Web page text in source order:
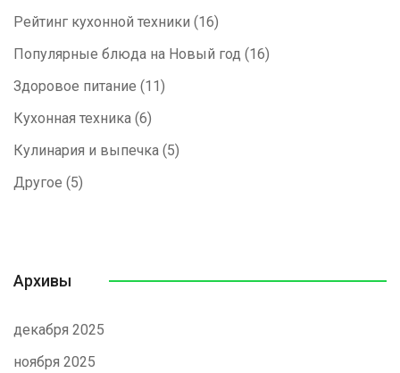
Рейтинг кухонной техники (16)
Популярные блюда на Новый год (16)
Здоровое питание (11)
Кухонная техника (6)
Кулинария и выпечка (5)
Другое (5)
Архивы
декабря 2025
ноября 2025